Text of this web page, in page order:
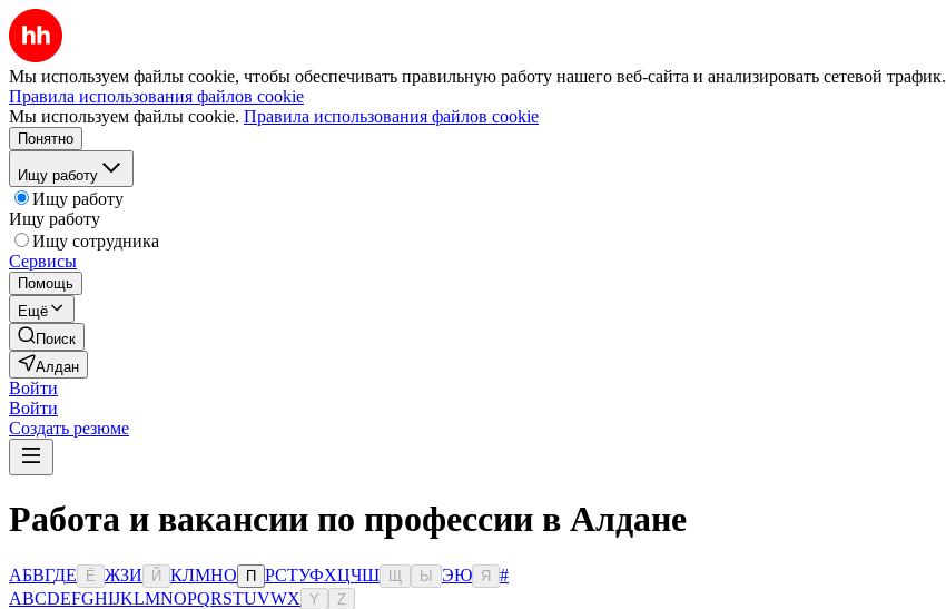
Мы используем файлы cookie, чтобы обеспечивать правильную работу нашего веб-сайта и анализировать сетевой трафик.
Правила использования файлов cookie
Мы используем файлы cookie. Правила использования файлов cookie
Понятно
Ищу работу
Ищу работу
Ищу работу
Ищу сотрудника
Сервисы
Помощь
Ещё
Поиск
Алдан
Войти
Войти
Создать резюме
Работа и вакансии по профессии в Алдане
АБВГДЕ Ё ЖЗИ Й КЛМНО П РСТУФХЦЧШ Ы ЭЮ Я
#
ABCDEFGHIJKLMNOPQRSTUVWX Y Z